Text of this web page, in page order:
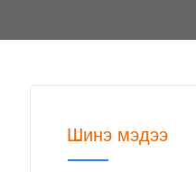
Шинэ мэдээ